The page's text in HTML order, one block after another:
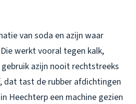
van soda en azijn waar
werkt vooral tegen kalk,
azijn nooit rechtstreeks
dat tast de rubber afdichtingen
Heechterp een machine gezien